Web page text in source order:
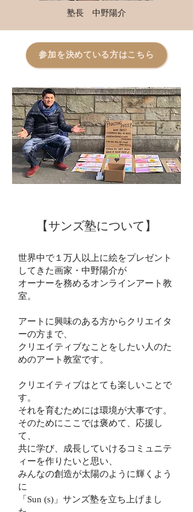
塾長 中野陽介
参加を決めている方はこちら
【サンズ塾について】
世界中で１万人以上に絵をプレゼント
してきた画家・中野陽介が
オーナーを務めるオンラインアート教
室。
アートに興味のある方からクリエイタ
ーの方まで、
クリエイティブなことをしたい人のた
めのアート教室です。
クリエイティブはとても楽しいことで
す。
それを育むためには環境が大事です。
そのためにここでは褒めて、応援し
て、
共に学び、成長していけるコミュニテ
ィーを作りたいと思い、
みんなの創造が太陽のように輝くよう
に
「Sun (s)」 サンズ塾を立ち上げまし